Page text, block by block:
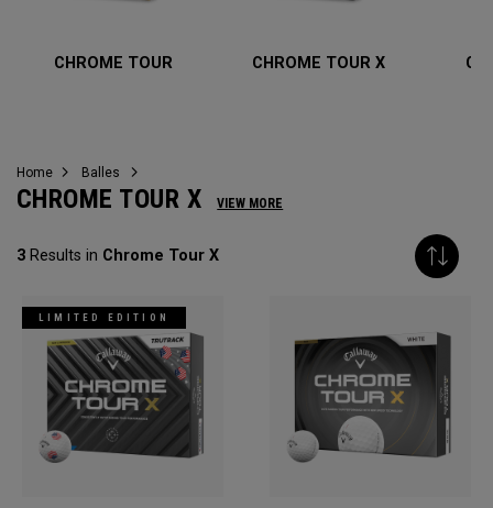
CHROME TOUR CHROME TOUR X
Home Balles
CHROME TOUR X VIEW MORE
3 Results in Chrome Tour X
LIMITED EDITION